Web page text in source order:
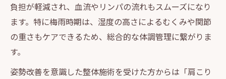
負担が軽減され、血流やリンパの流れもスムーズになり
ます。特に梅雨時期は、湿度の高さによるむくみや関節
の重さもケアできるため、総合的な体調管理に繋がりま
す。
姿勢改善を意識した整体施術を受けた方からは「肩こり